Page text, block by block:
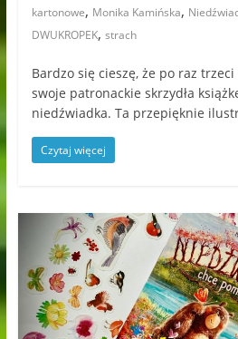
kartonowe, Monika Kamińska,
DWUKROPEK, strach
Bardzo się cieszę, że po raz
swoje patronackie skrzydła
niedźwiadka. Ta przepięknie
Czytaj więcej